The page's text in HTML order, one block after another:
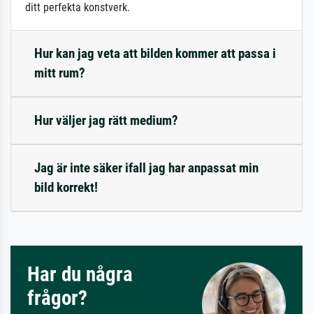
ditt perfekta konstverk.
Hur kan jag veta att bilden kommer att passa i
mitt rum?
Hur väljer jag rätt medium?
Jag är inte säker ifall jag har anpassat min
bild korrekt!
Har du några
frågor?